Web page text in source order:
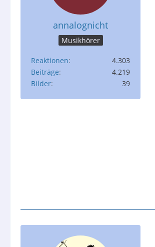
annalognicht
Musikhörer
Reaktionen
4.303
Beiträge
4.219
Bilder
39